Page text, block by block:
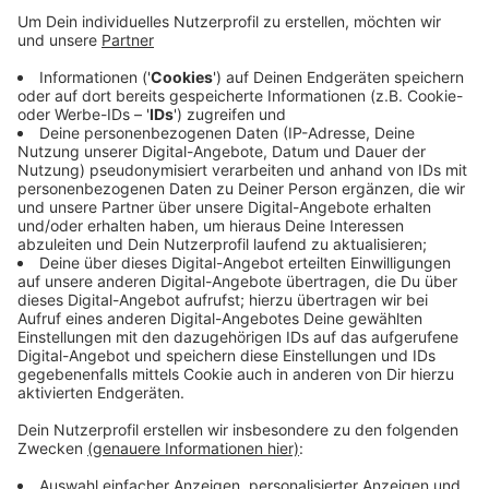
Fast 1200 Wohneinheiten entstehen momentan in
Neuss. Und auch bei den Mietern hat sich der
Bauverein bewährt: Das sehe man an der Mietdauer, so
der Verein. Mieter wohnen im Schnitt 11 Jahre in ihren
Wohnungen. Bei einer Durchschnittsmiete von rund
5,50 Euro zahlen sie auch weniger, als der Neusser
Mietspiegel als Orientierung angibt.
Anzeige